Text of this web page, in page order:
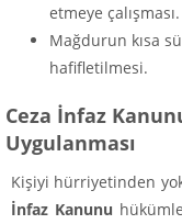
etmeye çalışması.
Mağdurun kısa
hafifletilmesi.
Ceza İnfaz
Uygulanması
Kişiyi hürriyetinden
İnfaz Kanunu